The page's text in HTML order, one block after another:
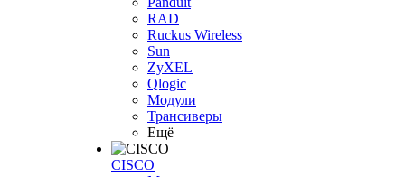
RAD
Ruckus Wireless
Sun
ZyXEL
Qlogic
Модули
Трансиверы
Ещё
CISCO